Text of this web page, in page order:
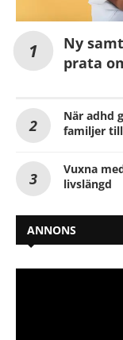
Ny
prata
När adhd
familjer
Vuxna
livslängd
ANNONS